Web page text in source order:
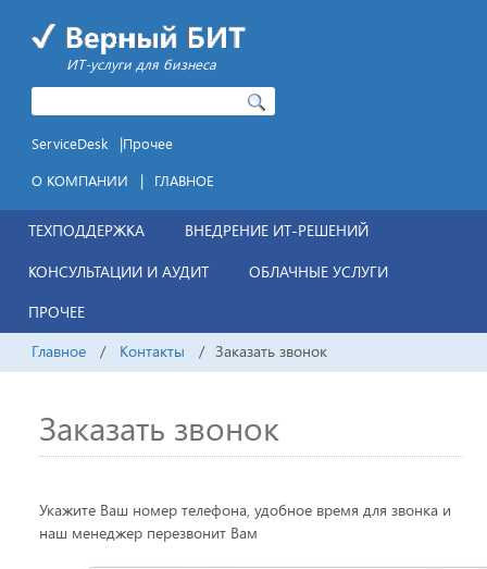
ИТ-услуги для бизнеса
ServiceDesk |Прочее
О КОМПАНИИ
| ГЛАВНОЕ
ТЕХПОДДЕРЖКА ВНЕДРЕНИЕ ИТ-РЕШЕНИЙ
КОНСУЛЬТАЦИИ И АУДИТ ОБЛАЧНЫЕ УСЛУГИ
ПРОЧЕЕ
Главное / Контакты / Заказать звонок
Заказать звонок
Укажите Ваш номер телефона, удобное время для звонка и
наш менеджер перезвонит Вам